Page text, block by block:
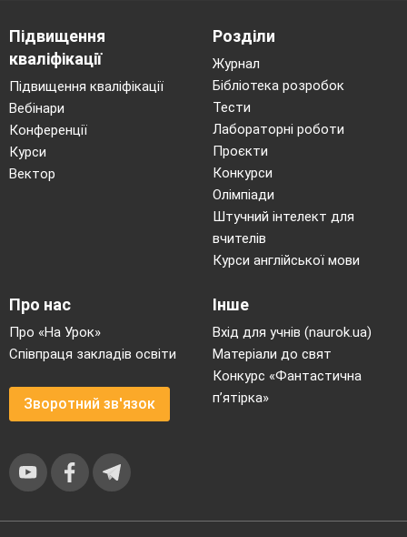
Підвищення
кваліфікації
Підвищення кваліфікації
Вебінари
Конференції
Курси
Вектор
Розділи
Журнал
Бібліотека розробок
Тести
Лабораторні роботи
Проєкти
Конкурси
Олімпіади
Штучний інтелект для
вчителів
Курси англійської мови
Про нас
Про «На Урок»
Співпраця закладів освіти
Зворотний зв'язок
Інше
Вхід для учнів (naurok.ua)
Матеріали до свят
Конкурс «Фантастична
п’ятірка»